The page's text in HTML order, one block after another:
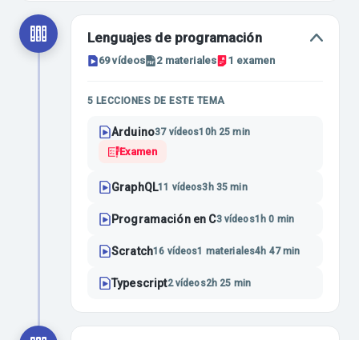
Lenguajes de programación
69 vídeos 2materiales 1 examen
5 LECCIONES DE ESTE TEMA
Arduino37 vídeos10h 25 min
Examen
GraphQL11 vídeos3h 35 min
Programación en C3 vídeos1h 0 min
Scratch16 vídeos1 materiales4h 47 min
Typescript2 vídeos2h 25 min